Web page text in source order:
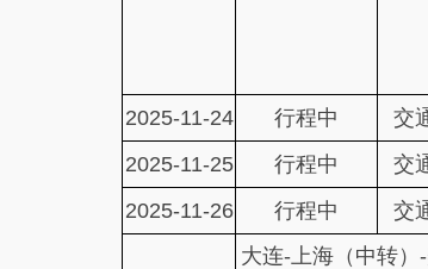
2025-11-24
行程中 交
2025-11-25
行程中 交
2025-11-26
行程中 交
大连-上海（中转）